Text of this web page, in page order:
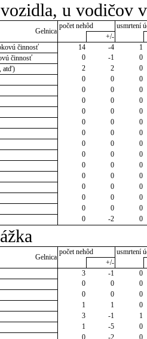
u vodičov
Gelnica
počet nehôd
usmrtení
+/-
činnosť
14 -4
1
činnosť
0 -1
0
atď)
2 2
0
0 0
0
0 0
0
0 0
0
0 0
0
0 0
0
0 0
0
0 0
0
0 0
0
0 0
0
0 0
0
0 0
0
0 0
0
0 0
0
0 -2 0
Gelnica
počet nehôd
usmrtení
+/-
3 -1
0
0 0
0
0 0
0
1 1
0
3 -1
1
1 -5
0